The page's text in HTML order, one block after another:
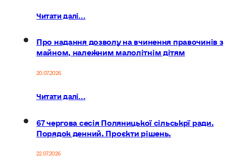
Читати далі...
Про надання дозволу на вчинення правочинів з
майном, належним малолітнім дітям
20.07.2026
Читати далі...
67 чергова сесія Поляницької сільськрї ради.
Порядок денний. Проєкти рішень.
22.07.2026